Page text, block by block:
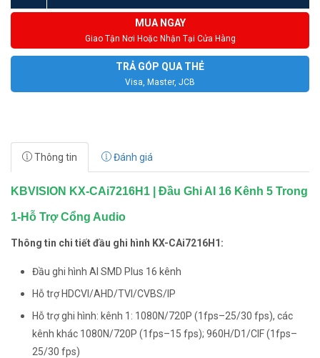
MUA NGAY
Giao Tận Nơi Hoặc Nhận Tại Cửa Hàng
TRẢ GÓP QUA THẺ
Visa, Master, JCB
Thông tin Đánh giá
KBVISION KX-CAi7216H1 | Đầu Ghi AI 16 Kênh 5 Trong
1-Hỗ Trợ Cổng Audio
Thông tin chi tiết đầu ghi hình KX-CAi7216H1:
Đầu ghi hình AI SMD Plus 16 kênh
Hỗ trợ HDCVI/AHD/TVI/CVBS/IP
Hỗ trợ ghi hình: kênh 1: 1080N/720P (1fps–25/30 fps), các
kênh khác 1080N/720P (1fps–15 fps); 960H/D1/CIF (1fps–
25/30 fps)